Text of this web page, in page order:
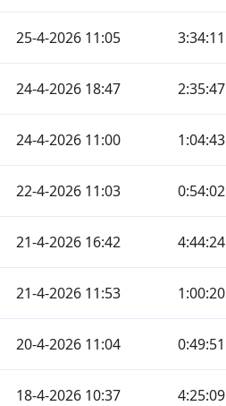
25-4-2026 11:05 3:34:11
24-4-2026 18:47 2:35:47
24-4-2026 11:00 1:04:43
22-4-2026 11:03 0:54:02
21-4-2026 16:42 4:44:24
21-4-2026 11:53 1:00:20
20-4-2026 11:04 0:49:51
18-4-2026 10:37 4:25:09